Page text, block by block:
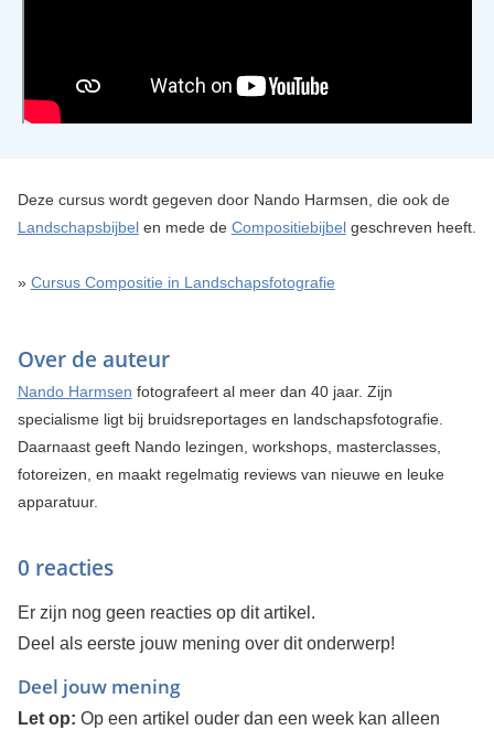
Deze cursus wordt gegeven door Nando Harmsen, die ook de
Landschapsbijbelen mede de Compositiebijbelgeschreven heeft.
» Cursus Compositie in Landschapsfotografie
Over de auteur
Nando Harmsen fotografeert al meer dan 40 jaar. Zijn
specialisme ligt bij bruidsreportages en landschapsfotografie.
Daarnaast geeft Nando lezingen, workshops, masterclasses,
fotoreizen, en maakt regelmatig reviews van nieuwe en leuke
apparatuur.
0 reacties
Er zijn nog geen reacties op dit artikel.
Deel als eerste jouw mening over dit onderwerp!
Deel jouw mening
Let op: Op een artikel ouder dan een week kan alleen